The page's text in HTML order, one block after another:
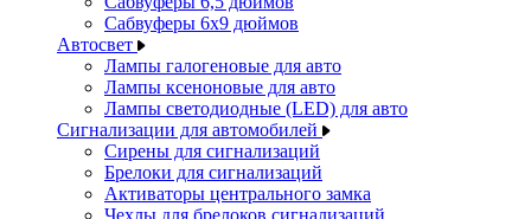
Сабвуферы 6x9 дюймов
Автосвет
Лампы галогеновые для авто
Лампы ксеноновые для авто
Лампы светодиодные (LED) для авто
Сигнализации для автомобилей
Сирены для сигнализаций
Брелоки для сигнализаций
Активаторы центрального замка
Чехлы для брелоков сигнализаций